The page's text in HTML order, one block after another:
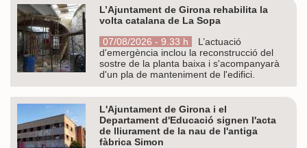
L’Ajuntament de Girona rehabilita la
volta catalana de La Sopa
07/08/2026 - 9.33 h
L’actuació
d'emergència inclou la reconstrucció del
sostre de la planta baixa i s'acompanyarà
d'un pla de manteniment de l'edifici.
L'Ajuntament de Girona i el
Departament d'Educació signen l'acta
de lliurament de la nau de l'antiga
fàbrica Simon